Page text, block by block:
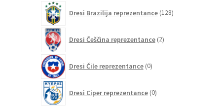
Dresi Brazilija reprezentance 128izdelkov
Dresi Češčina reprezentance 2izdelka
Dresi Čile reprezentance 0izdelkov
Dresi Ciper reprezentance 0izdelkov